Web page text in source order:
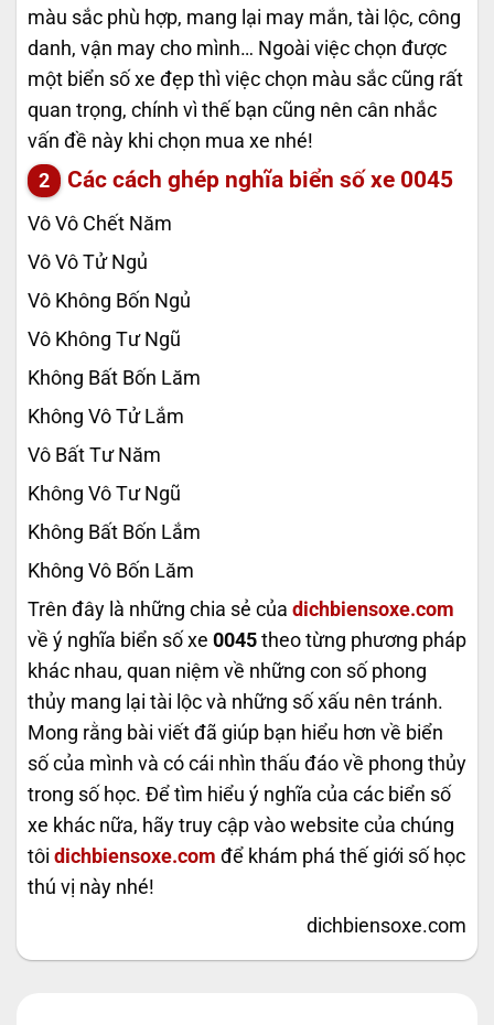
màu sắc phù hợp, mang lại may mắn, tài lộc, công
danh, vận may cho mình… Ngoài việc chọn được
một biển số xe đẹp thì việc chọn màu sắc cũng rất
quan trọng, chính vì thế bạn cũng nên cân nhắc
vấn đề này khi chọn mua xe nhé!
Các cách ghép nghĩa biển số xe 0045
Vô Vô Chết Năm
Vô Vô Tử Ngủ
Vô Không Bốn Ngủ
Vô Không Tư Ngũ
Không Bất Bốn Lăm
Không Vô Tử Lắm
Vô Bất Tư Năm
Không Vô Tư Ngũ
Không Bất Bốn Lắm
Không Vô Bốn Lăm
Trên đây là những chia sẻ của dichbiensoxe.com
về ý nghĩa biển số xe 0045 theo từng phương pháp
khác nhau, quan niệm về những con số phong
thủy mang lại tài lộc và những số xấu nên tránh.
Mong rằng bài viết đã giúp bạn hiểu hơn về biển
số của mình và có cái nhìn thấu đáo về phong thủy
trong số học. Để tìm hiểu ý nghĩa của các biển số
xe khác nữa, hãy truy cập vào website của chúng
tôi dichbiensoxe.com để khám phá thế giới số học
thú vị này nhé!
dichbiensoxe.com